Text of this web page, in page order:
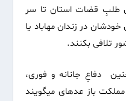
طلبِ قضات استان تا سر
در زندان مهاباد یا
تلافی بکنند.
دفاعِ جانانه و فوری،
مملکت باز عده‏ای می‏گویند